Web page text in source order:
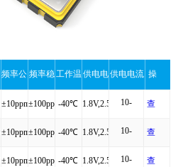
频率公
差
频率稳
定性
工作温
度
供电电
压
供电电流
（最大
值）
操
作
±10ppm±100ppm-40℃
to
+125℃
1.8V,2.5V,3.3V
10-
20mA
查
看
详
±10ppm±100ppm-40℃
to
1.8V,2.5V,3.3V
10-
20mA
查
看
±10ppm±100ppm-40℃ 1.8V,2.5V,3.3V
10- 查